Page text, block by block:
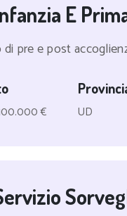
E
di pre e post
€ UD